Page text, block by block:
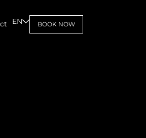
EN BOOK NOW